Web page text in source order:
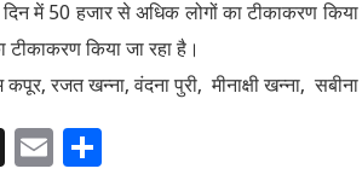
में 50 हजार से अधिक लोगों का टीकाकरण
किया जा रहा है।
रजत खन्ना, वंदना पुरी, मीनाक्षी खन्ना,
X
E